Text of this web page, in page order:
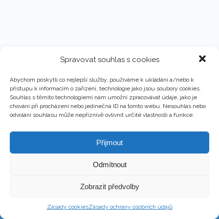
Spravovat souhlas s cookies
Abychom poskytli co nejlepší služby, používáme k ukládání a/nebo k
přístupu k informacím o zařízení, technologie jako jsou soubory cookies.
Souhlas s těmito technologiemi nám umožní zpracovávat údaje, jako je
chování při procházení nebo jedinečná ID na tomto webu. Nesouhlas nebo
odvolání souhlasu může nepříznivě ovlivnit určité vlastnosti a funkce.
Přijmout
Odmítnout
Zobrazit předvolby
Zásady cookiesZásady ochrany osobních údajů
Web design & Správa – Martin Kronika